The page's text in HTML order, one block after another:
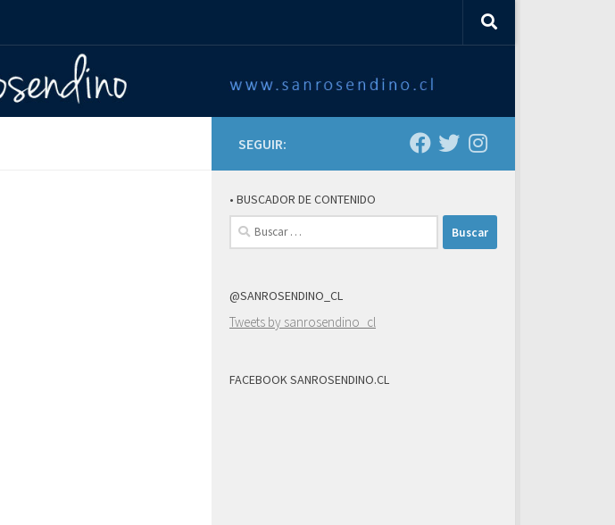
SEGUIR:
• BUSCADOR DE CONTENIDO
Buscar:
@SANROSENDINO_CL
Tweets by sanrosendino_cl
FACEBOOK SANROSENDINO.CL